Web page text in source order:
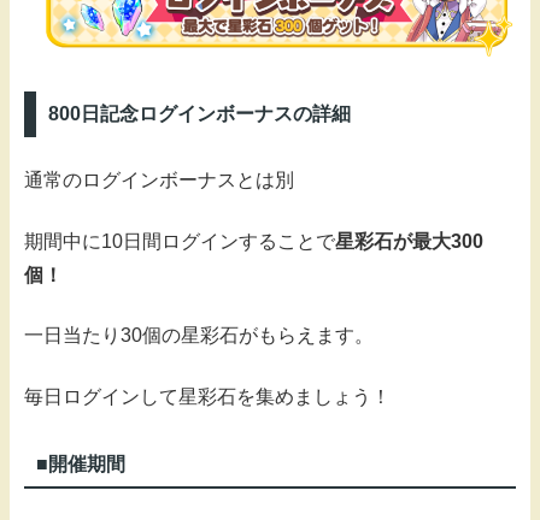
800日記念ログインボーナスの詳細
通常のログインボーナスとは別
期間中に10日間ログインすることで星彩石が最大300
個！
一日当たり30個の星彩石がもらえます。
毎日ログインして星彩石を集めましょう！
■開催期間